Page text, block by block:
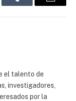
Tumblr Email
el talento de
investigadores,
por la